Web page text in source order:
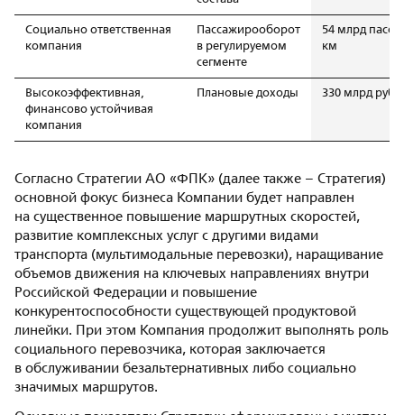
Социально ответственная
компания
Пассажирооборот
в регулируемом
сегменте
54 млрд пасс.-
км
Высокоэффективная,
финансово устойчивая
компания
Плановые доходы 330 млрд руб.
Согласно Стратегии АО «ФПК» (далее также – Стратегия)
основной фокус бизнеса Компании будет направлен
на существенное повышение маршрутных скоростей,
развитие комплексных услуг с другими видами
транспорта (мультимодальные перевозки), наращивание
объемов движения на ключевых направлениях внутри
Российской Федерации и повышение
конкурентоспособности существующей продуктовой
линейки. При этом Компания продолжит выполнять роль
социального перевозчика, которая заключается
в обслуживании безальтернативных либо социально
значимых маршрутов.